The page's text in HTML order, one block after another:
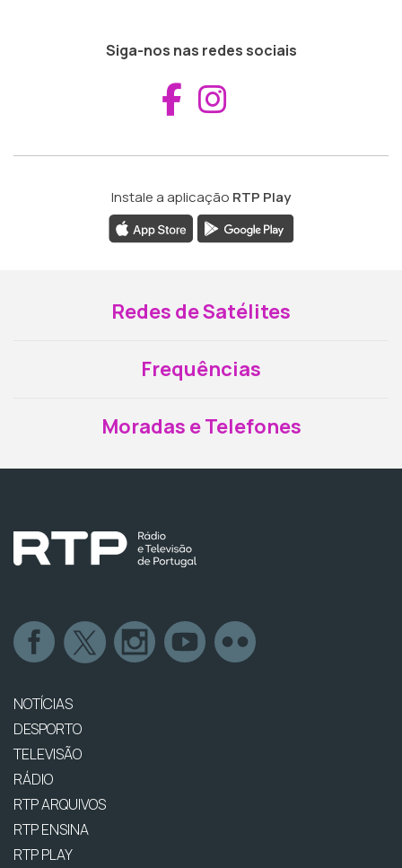
Siga-nos nas redes sociais
Aceder ao
Instale a aplicação RTP Play
Redes de Satélites
Frequências
Moradas e Telefones
NOTÍCIAS
DESPORTO
TELEVISÃO
RÁDIO
RTP ARQUIVOS
RTP ENSINA
RTP PLAY